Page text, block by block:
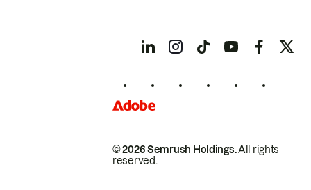
© 2026 Semrush Holdings.All rights
reserved.